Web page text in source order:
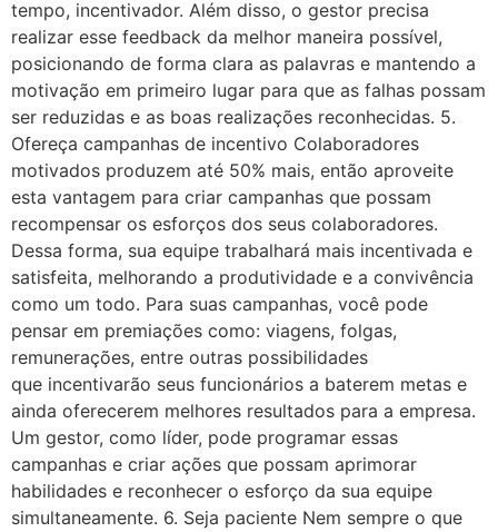
tempo, incentivador. Além disso, o gestor precisa
realizar esse feedback da melhor maneira possível,
posicionando de forma clara as palavras e mantendo a
motivação em primeiro lugar para que as falhas possam
ser reduzidas e as boas realizações reconhecidas. 5.
Ofereça campanhas de incentivo Colaboradores
motivados produzem até 50% mais, então aproveite
esta vantagem para criar campanhas que possam
recompensar os esforços dos seus colaboradores.
Dessa forma, sua equipe trabalhará mais incentivada e
satisfeita, melhorando a produtividade e a convivência
como um todo. Para suas campanhas, você pode
pensar em premiações como: viagens, folgas,
remunerações, entre outras possibilidades
que incentivarão seus funcionários a baterem metas e
ainda oferecerem melhores resultados para a empresa.
Um gestor, como líder, pode programar essas
campanhas e criar ações que possam aprimorar
habilidades e reconhecer o esforço da sua equipe
simultaneamente. 6. Seja paciente Nem sempre o que